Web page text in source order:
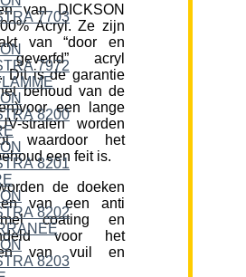
van DICKSON
Acryl. Ze zijn
van “door en
geverfd” acryl
Dit is de garantie
behoud van de
een lange
stralen worden
waardoor het
een feit is.
de doeken
van een anti
coating en
voor het
van vuil en